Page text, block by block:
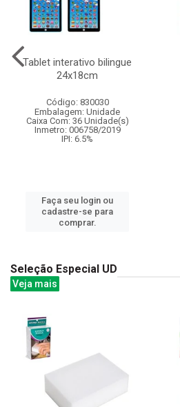
Tablet interativo bilingue
24x18cm
Código: 830030
Embalagem: Unidade
Caixa Com: 36 Unidade(s)
Inmetro: 006758/2019
IPI: 6.5%
Faça seu login ou
cadastre-se para
comprar.
Seleção Especial UD
Veja mais